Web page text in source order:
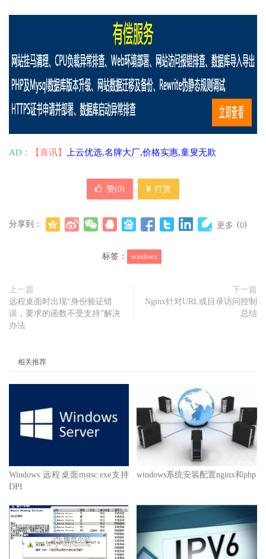
AD： 【喜讯】 上云优选,名牌大厂,价格实惠,童叟无欺
赞(0) 打赏
分享到： 更多 (0)
标签： windows
上一篇
远程桌面时出现“身份验证错
误，要求的函数不受支持”解决
办法
下一篇
Nginx针对URL或目录访问控制
总结
相关推荐
Windows 远程桌面mstsc.exe支持
DPI
windows系统安装配置nginx和php